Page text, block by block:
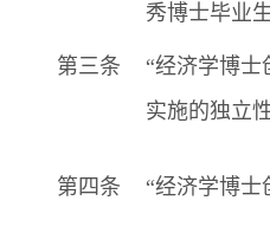
秀博士毕业
第三条
“经济学博
实施的独立
第四条 “经济学博